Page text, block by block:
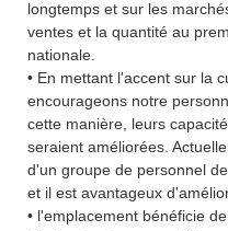
longtemps et sur les
ventes et la quantité au
nationale.
• En mettant l'accent sur la
encourageons notre
cette manière, leurs
seraient améliorées.
d'un groupe de personnel
et il est avantageux
• l'emplacement bénéficie